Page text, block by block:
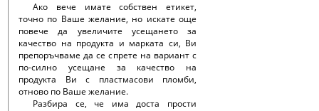
Ако вече имате собствен етикет,
точно по Ваше желание, но искате още
повече да увеличите усещането за
качество на продукта и марката си, Ви
препоръчваме да се спрете на вариант с
по-силно усещане за качество на
продукта Ви с пластмасови пломби,
отново по Ваше желание.
Разбира се, че има доста прости